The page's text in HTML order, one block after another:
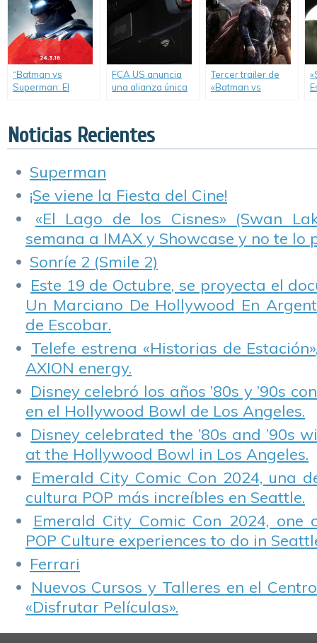
of Justice)
Justicia».
“Batman vs
Superman: El
nuevos posters.
FCA US anuncia
una alianza única
vs Superman: El
Origen de la
Tercer trailer de
«Batman vs
Noticias Recientes
Superman
¡Se viene la Fiesta del Cine!
«El Lago de los Cisnes» (Swan
semana a IMAX y Showcase y no te lo
Sonríe 2 (Smile 2)
Este 19 de Octubre, se proyecta el
Un Marciano De Hollywood En
de Escobar.
Telefe estrena «Historias de
AXION energy.
Disney celebró los años ’80s y ’90s
en el Hollywood Bowl de Los Angeles.
Disney celebrated the ’80s and ’90s
at the Hollywood Bowl in Los Angeles.
Emerald City Comic Con 2024, una
cultura POP más increíbles en Seattle.
Emerald City Comic Con 2024,
POP Culture experiences to do in
Ferrari
Nuevos Cursos y Talleres en el
«Disfrutar Películas».